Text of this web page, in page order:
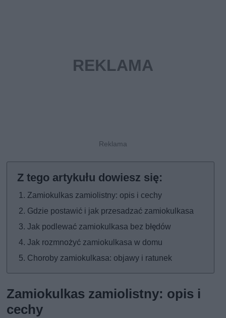
Zamiokulkas zamiolistny: opis i cechy
Gdzie postawić i jak przesadzać zamiokulkasa
Jak podlewać zamiokulkasa bez błędów
Jak rozmnożyć zamiokulkasa w domu
Choroby zamiokulkasa: objawy i ratunek
Zamiokulkas zamiolistny: opis i
cechy